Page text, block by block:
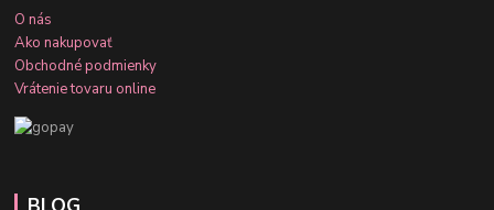
O nás
Ako nakupovať
Obchodné podmienky
Vrátenie tovaru online